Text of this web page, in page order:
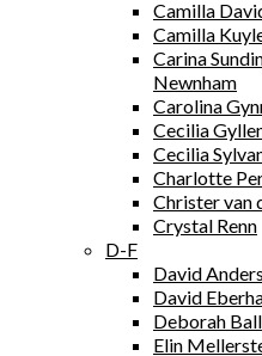
Camilla
Camilla
Carina
Newnham
Carolina
Cecilia
Cecilia
Charlotte
Christer van
Crystal Renn
D-F
David
David
Deborah Ball
Elin